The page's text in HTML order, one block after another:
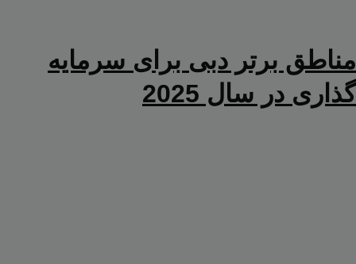
مناطق برتر دبی برای سرمایه
گذاری در سال 2025